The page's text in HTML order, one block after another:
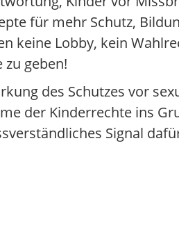
für mehr Schutz,
keine Lobby, kein
geben!
des Schutzes vor
der Kinderrechte ins
Signal